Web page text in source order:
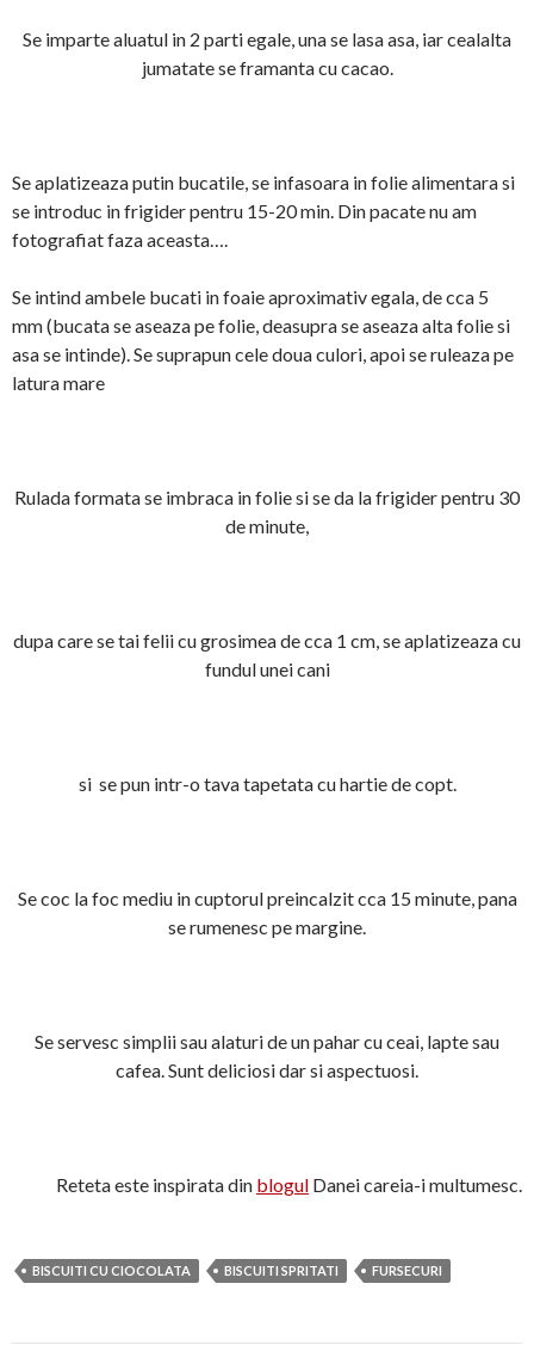
Se imparte aluatul in 2 parti egale, una se lasa asa, iar cealalta
jumatate se framanta cu cacao.
Se aplatizeaza putin bucatile, se infasoara in folie alimentara si
se introduc in frigider pentru 15-20 min. Din pacate nu am
fotografiat faza aceasta….
Se intind ambele bucati in foaie aproximativ egala, de cca 5
mm (bucata se aseaza pe folie, deasupra se aseaza alta folie si
asa se intinde). Se suprapun cele doua culori, apoi se ruleaza pe
latura mare
Rulada formata se imbraca in folie si se da la frigider pentru 30
de minute,
dupa care se tai felii cu grosimea de cca 1 cm, se aplatizeaza cu
fundul unei cani
si se pun intr-o tava tapetata cu hartie de copt.
Se coc la foc mediu in cuptorul preincalzit cca 15 minute, pana
se rumenesc pe margine.
Se servesc simplii sau alaturi de un pahar cu ceai, lapte sau
cafea. Sunt deliciosi dar si aspectuosi.
Reteta este inspirata din blogul Danei careia-i multumesc.
BISCUITI CU CIOCOLATA BISCUITI SPRITATI FURSECURI